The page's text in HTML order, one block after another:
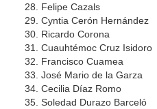
Felipe Cazals
Cyntia Cerón Hernández
Ricardo Corona
Cuauhtémoc Cruz Isidoro
Francisco Cuamea
José Mario de la Garza
Cecilia Díaz Romo
Soledad Durazo Barceló